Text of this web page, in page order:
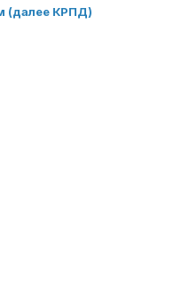
(далее КРПД)